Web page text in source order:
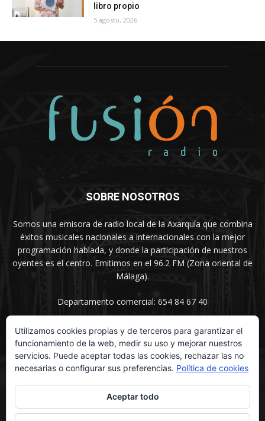
libro propio
5 agosto, 2026
SOBRE NOSOTROS
Somos una emisora de radio local de la Axarquía que combina
éxitos musicales nacionales a internacionales con la mejor
programación hablada, y donde la participación de nuestros
oyentes es el centro. Emitimos en el 96.2 FM (Zona oriental de
Málaga).
Departamento comercial: 654 84 67 40
SÍGUENOS
Utilizamos cookies propias y de terceros para garantizar el
funcionamiento de la web, medir su uso y mejorar nuestros
servicios. Puede aceptar todas las cookies, rechazar las no
necesarias o configurar sus preferencias. Política de cookies
Aceptar todo